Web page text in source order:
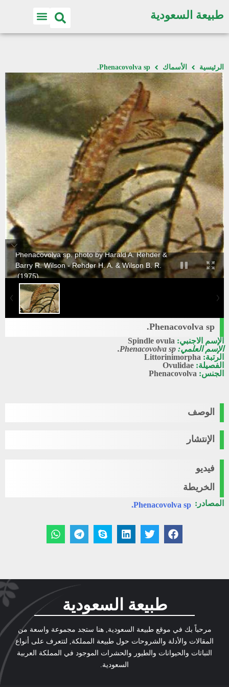
طبيعة السعودية
الرئيسية الأسماك Phenacovolva sp.
Phenacovolva sp. photo by Harald A. Rehder &
Barry R. Wilson - Rehder H. A. & Wilson B. R.
(1975).
Phenacovolva sp.
الإسم الاجنبي: Spindle ovula
الإسم العلمي: Phenacovolva sp.
الرتبة: Littorinimorpha
الفصيلة: Ovulidae
الجنس: Phenacovolva
الوصف
الإنتشار
فيديو
الخريطة
المصادر: Phenacovolva sp.
طبيعة السعودية
مرحباً بك في موقع طبيعة السعودية, هنا ستجد مجموعة واسعة من
المقالات والأدلة والشروحات حول طبيعة المملكة, لتتعرف على أنواع
النباتات والحيوانات والطيور والحشرات الموجود في المملكة العربية
السعودية.